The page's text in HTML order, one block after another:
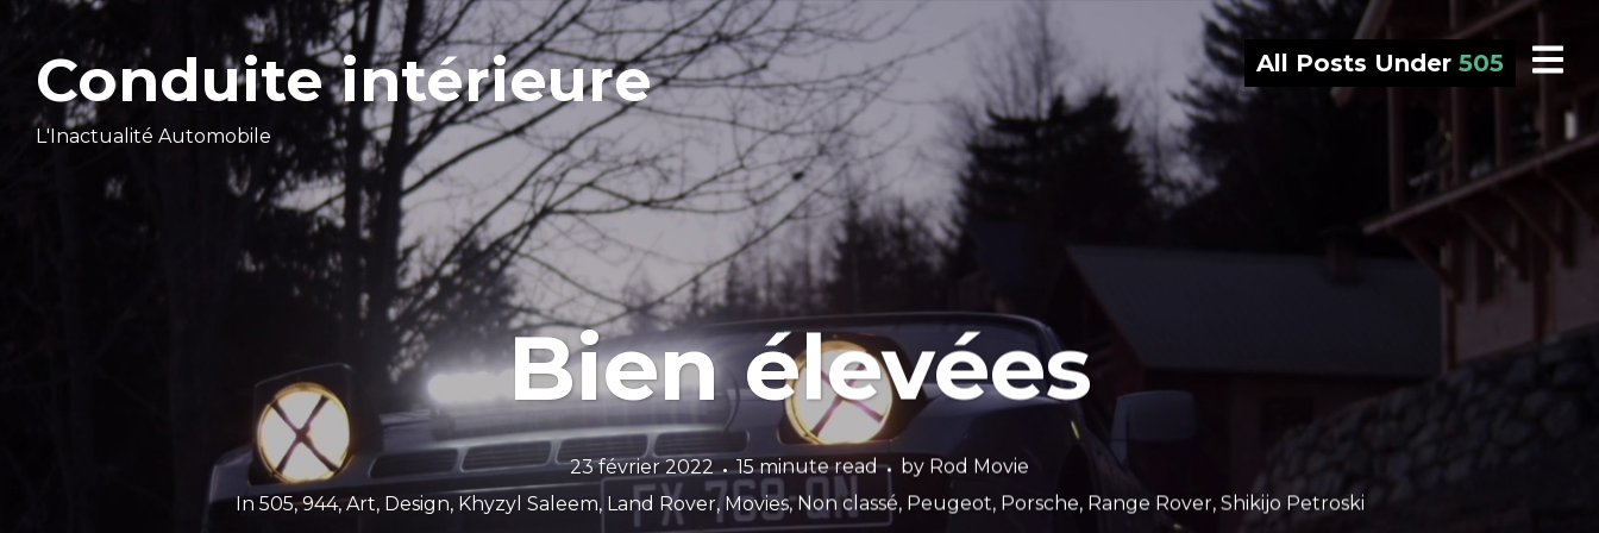
Conduite intérieure
L'Inactualité Automobile
All Posts Under 505
Bien élevées
23 février 2022 15 minute read by Rod Movie
In 505,944,Art, Design, Khyzyl Saleem, Land Rover,Movies,Non classé, Peugeot, Porsche, Range Rover, Shikijo Petroski